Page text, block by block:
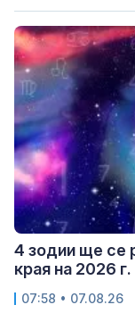
4 зодии ще се
края на 2026 г.
07:58 • 07.08.26